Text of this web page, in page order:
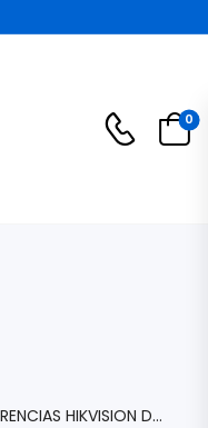
0
ALTAVOZ INALÁMBRICO PARA CONFERENCIAS HIKVISION DS-UAC-S1 OMNIDIRECCIONAL DNR BLUETOOTH USB-C DS-UAC-S1